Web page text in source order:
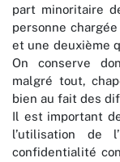
part minoritaire
personne
et une deuxième
On conserve
malgré tout,
bien au fait des
Il est important
l’utilisation de
confidentialité